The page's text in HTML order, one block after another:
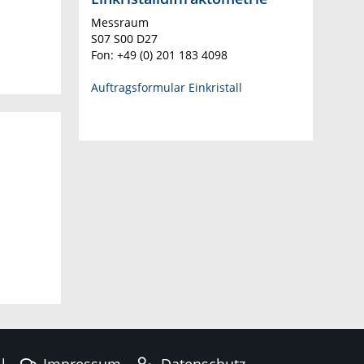
Messraum
S07 S00 D27
Fon: +49 (0) 201 183 4098
Auftragsformular Einkristall